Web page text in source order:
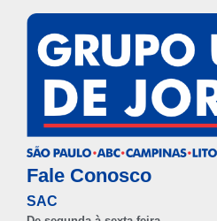
Fale Conosco
SAC